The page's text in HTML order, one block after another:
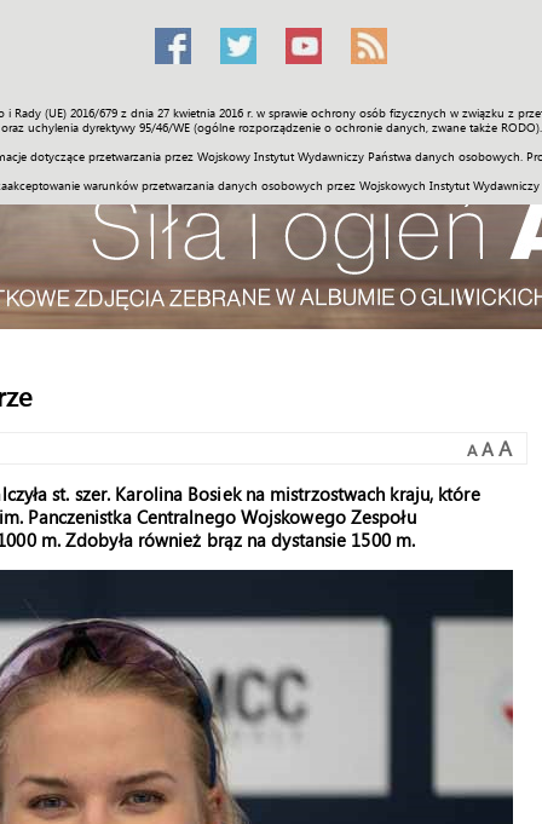
Rady (UE) 2016/679 z dnia 27 kwietnia 2016 r. w sprawie ochrony osób fizycznych w związku z
oraz uchylenia dyrektywy 95/46/WE (ogólne rozporządzenie o ochronie danych, zwane także RODO).
dotyczące przetwarzania przez Wojskowy Instytut Wydawniczy Państwa danych osobowych.
warunków przetwarzania danych osobowych przez Wojskowych Instytut
Świat Społeczność Sport Historia Galerie Wideo
A A A
st. szer. Karolina Bosiek na mistrzostwach kraju, które
Panczenistka Centralnego Wojskowego Zespołu
m. Zdobyła również brąz na dystansie 1500 m.